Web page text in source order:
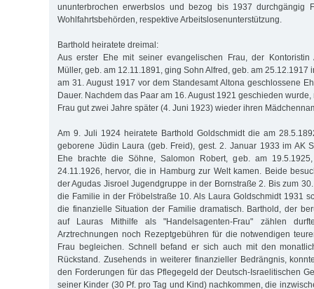
ununterbrochen erwerbslos und bezog bis 1937 durchgängig
Wohlfahrtsbehörden, respektive Arbeitslosenunterstützung.
Barthold heiratete dreimal:
Aus erster Ehe mit seiner evangelischen Frau, der Kontoristin
Müller, geb. am 12.11.1891, ging Sohn Alfred, geb. am 25.12.1917
am 31. August 1917 vor dem Standesamt Altona geschlossene
Dauer. Nachdem das Paar am 16. August 1921 geschieden
Frau gut zwei Jahre später (4. Juni 1923) wieder ihren
Am 9. Juli 1924 heiratete Barthold Goldschmidt die am
geborene Jüdin Laura (geb. Freid), gest. 2. Januar 1933 im AK
Ehe brachte die Söhne, Salomon Robert, geb. am
24.11.1926, hervor, die in Hamburg zur Welt kamen. Beide
der Agudas Jisroel Jugendgruppe in der Bornstraße 2. Bis zum
die Familie in der Fröbelstraße 10. Als Laura Goldschmidt 1931
die finanzielle Situation der Familie dramatisch. Barthold, der
auf Lauras Mithilfe als "Handelsagenten-Frau" zählen
Arztrechnungen noch Rezeptgebühren für die notwendigen
Frau begleichen. Schnell befand er sich auch mit den
Rückstand. Zusehends in weiterer finanzieller Bedrängnis,
den Forderungen für das Pflegegeld der Deutsch-Israelitischen
seiner Kinder (30 Pf. pro Tag und Kind) nachkommen, die